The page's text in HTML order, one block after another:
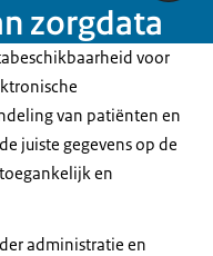
zorgdata
voor
van patiënten en
juiste gegevens op de
en
administratie en